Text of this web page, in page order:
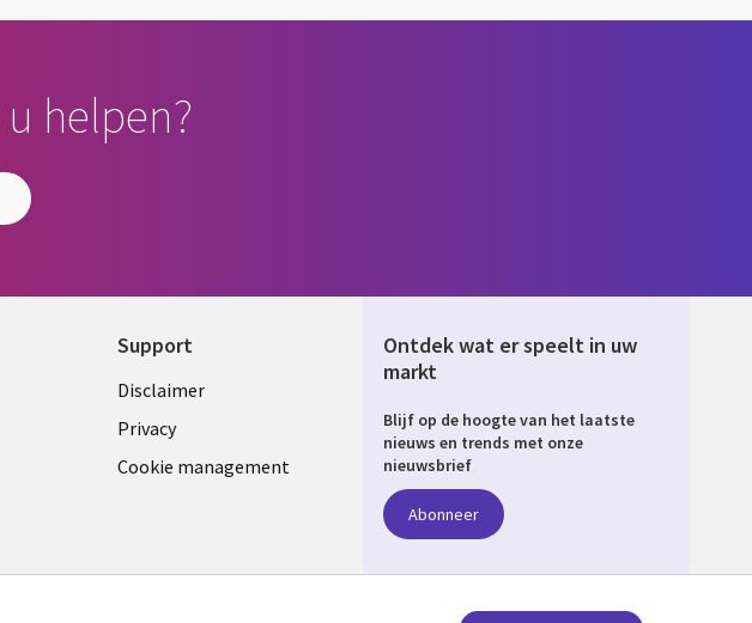
helpen?
Support
Legal
NETHERLANDS
Disclaimer
Privacy
Cookie management
Ontdek wat er speelt in uw
markt
Blijf op de hoogte van het laatste
nieuws en trends met onze
nieuwsbrief
Abonneer